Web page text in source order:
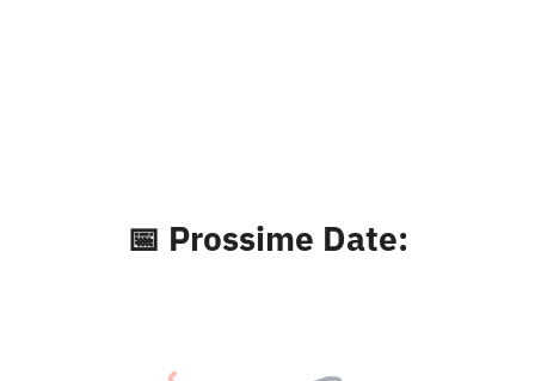
📅 Prossime Date: